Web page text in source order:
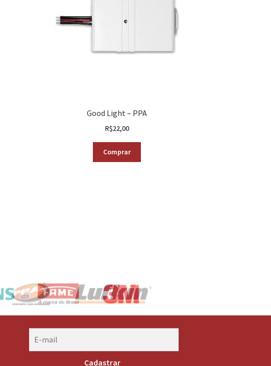
Good Light – PPA
R$22,00
Comprar